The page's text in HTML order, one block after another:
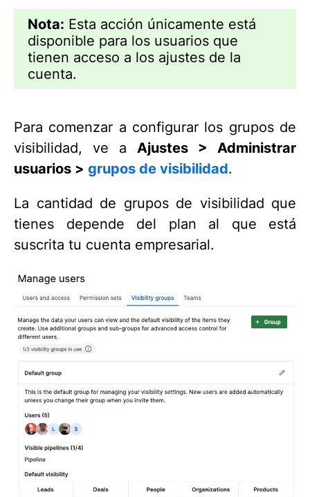
Nota: Esta acción únicamente está
disponible para los usuarios que
tienen acceso a los ajustes de la
cuenta.
Para comenzar a configurar los grupos de
visibilidad, ve a Ajustes > Administrar
usuarios > grupos de visibilidad.
La cantidad de grupos de visibilidad que
tienes depende del plan al que está
suscrita tu cuenta empresarial.